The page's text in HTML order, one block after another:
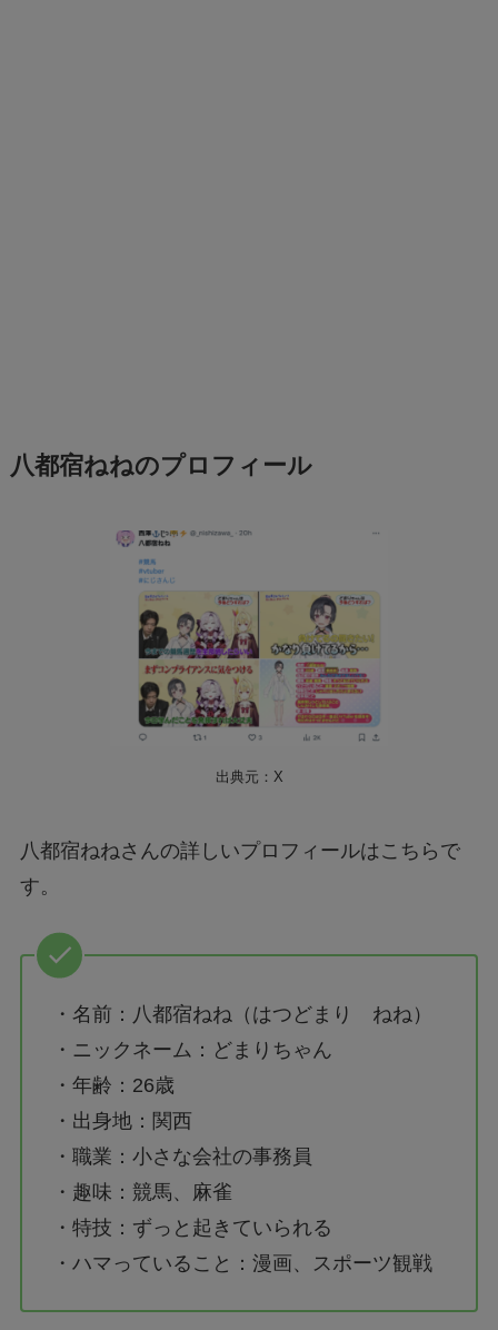
八都宿ねねのプロフィール
出典元：X
八都宿ねねさんの詳しいプロフィールはこちらで
す。
・名前：八都宿ねね（はつどまり ねね）
・ニックネーム：どまりちゃん
・年齢：26歳
・出身地：関西
・職業：小さな会社の事務員
・趣味：競馬、麻雀
・特技：ずっと起きていられる
・ハマっていること：漫画、スポーツ観戦